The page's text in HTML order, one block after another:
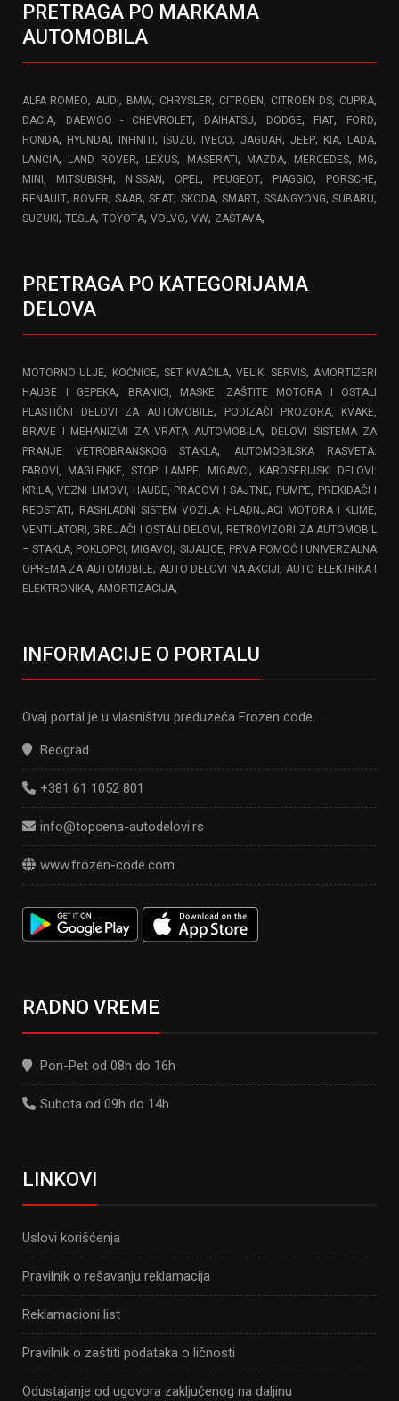
PRETRAGA PO MARKAMA
AUTOMOBILA
ALFA ROMEO, AUDI , BMW, CHRYSLER, CITROEN, CITROEN DS, CUPRA,
DACIA, DAEWOO - CHEVROLET, DAIHATSU, DODGE, FIAT, FORD,
HONDA, HYUNDAI , INFINITI , ISUZU, IVECO, JAGUAR, JEEP, KIA, LADA,
LANCIA, LAND ROVER, LEXUS, MASERATI , MAZDA, MERCEDES, MG,
MINI , MITSUBISHI , NISSAN, OPEL, PEUGEOT, PIAGGIO, PORSCHE,
RENAULT, ROVER,SAAB,SEAT, SKODA, SMART, SSANGYONG,SUBARU,
SUZUKI , TESLA, TOYOTA, VOLVO, VW, ZASTAVA,
PRETRAGA PO KATEGORIJAMA
DELOVA
MOTORNO ULJE, KOČNICE, SET KVAČILA,VELIKI SERVIS,AMORTIZERI
HAUBE I GEPEKA,
BRANICI, MASKE, ZAŠTITE MOTORA I OSTALI
PLASTIČNI DELOVI ZA AUTOMOBILE,
PODIZAČI PROZORA, KVAKE,
BRAVE I MEHANIZMI ZA VRATA AUTOMOBILA,
DELOVI SISTEMA ZA
PRANJE VETROBRANSKOG STAKLA,
AUTOMOBILSKA RASVETA:
FAROVI, MAGLENKE, STOP LAMPE, MIGAVCI ,
KAROSERIJSKI DELOVI:
KRILA, VEZNI LIMOVI, HAUBE, PRAGOVI I SAJTNE, PUMPE, PREKIDAČI I
REOSTATI ,
RASHLADNI SISTEM VOZILA: HLADNJACI MOTORA I KLIME,
VENTILATORI, GREJAČI I OSTALI DELOVI, RETROVIZORI ZA AUTOMOBIL
– STAKLA, POKLOPCI, MIGAVCI, SIJALICE, PRVA POMOĆ I UNIVERZALNA
OPREMA ZA AUTOMOBILE,AUTO DELOVI NA AKCIJI,AUTO ELEKTRIKA I
ELEKTRONIKA, AMORTIZACIJA,
INFORMACIJE O PORTALU
Ovaj portal je u vlasništvu preduzeća Frozen code.
Beograd
+381 61 1052 801
info@topcena-autodelovi.rs
www.frozen-code.com
RADNO VREME
Pon-Pet od 08h do 16h
Subota od 09h do 14h
LINKOVI
Uslovi korišćenja
Pravilnik o rešavanju reklamacija
Reklamacioni list
Pravilnik o zaštiti podataka o ličnosti
Odustajanje od ugovora zaključenog na daljinu